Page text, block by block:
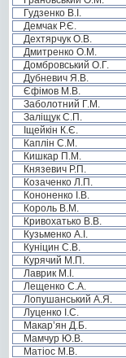
Гудзенко В.І.
Демчак Р.Є.
Дехтярчук О.В.
Дмитренко О.М.
Домбровський О.Г.
Дубневич Я.В.
Єфімов М.В.
Заболотний Г.М.
Заліщук С.П.
Іщейкін К.Є.
Каплін С.М.
Кишкар П.М.
Князевич Р.П.
Козаченко Л.П.
Кононенко І.В.
Король В.М.
Кривохатько В.В.
Кузьменко А.І.
Куніцин С.В.
Курячий М.П.
Лаврик М.І.
Лещенко С.А.
Лопушанський А.Я.
Луценко І.С.
Макар’ян Д.Б.
Мамчур Ю.В.
Матіос М.В.